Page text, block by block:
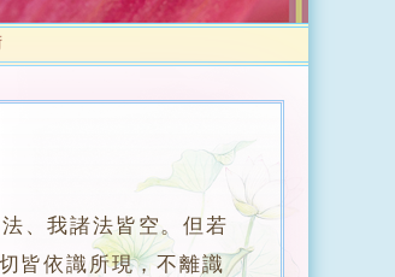
、我諸法皆空。但若
皆依識所現，不離識